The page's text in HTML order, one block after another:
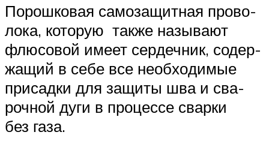
Порош­ко­вая само­за­щит­ная про­во­
ло­ка, кото­рую так­же назы­ва­ют
флю­со­вой име­ет сер­деч­ник, содер­
жа­щий в себе все необ­хо­ди­мые
при­сад­ки для защи­ты шва и сва­
роч­ной дуги в про­цес­се свар­ки
без газа.